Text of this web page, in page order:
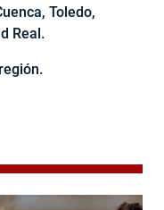
Toledo,
Real.